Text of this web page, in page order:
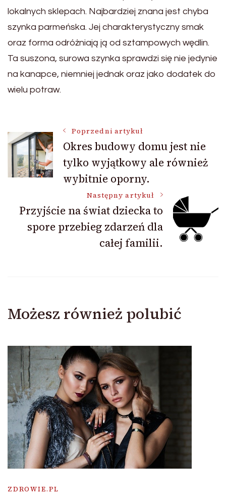
lokalnych sklepach. Najbardziej znana jest chyba
szynka parmeńska. Jej charakterystyczny smak
oraz forma odróżniają ją od sztampowych wędlin.
Ta suszona, surowa szynka sprawdzi się nie jedynie
na kanapce, niemniej jednak oraz jako dodatek do
wielu potraw.
Nawigacja
wpisu
Poprzedni artykuł
Okres budowy domu jest nie
tylko wyjątkowy ale również
wybitnie oporny.
Następny artykuł
Przyjście na świat dziecka to
spore przebieg zdarzeń dla
całej familii.
Możesz również polubić
ZDROWIE.PL